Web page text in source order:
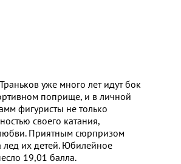
уже много лет идут бок
поприще, и в личной
фигуристы не только
своего катания,
Приятным сюрпризом
лед их детей. Юбилейное
19,01 балла.